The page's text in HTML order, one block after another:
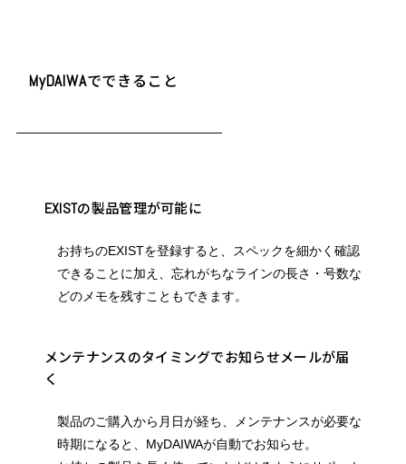
MyDAIWAでできること
EXISTの製品管理が可能に
お持ちのEXISTを登録すると、スペックを細かく確認
できることに加え、 忘れがちなラインの長さ・号数な
どのメモを残すこともできます。
メンテナンスのタイミングでお知らせメールが届
く
製品のご購入から月日が経ち、メンテナンスが必要な
時期になると、MyDAIWAが自動でお知らせ。